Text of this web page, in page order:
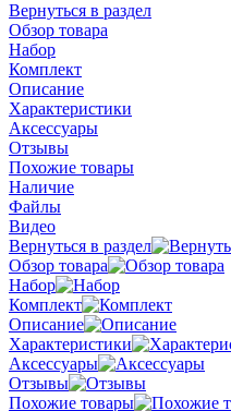
Вернуться в раздел
Обзор товара
Набор
Комплект
Описание
Характеристики
Аксессуары
Отзывы
Похожие товары
Наличие
Файлы
Видео
Вернуться в раздел
Обзор товара
Набор
Комплект
Описание
Характеристики
Аксессуары
Отзывы
Похожие товары